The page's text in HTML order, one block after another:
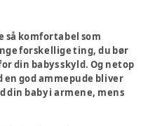
så komfortabel som
forskellige ting, du bør
din babys skyld. Og netop
en god ammepude bliver
din baby i armene, mens